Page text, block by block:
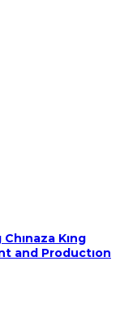
Kıng
and Productıon